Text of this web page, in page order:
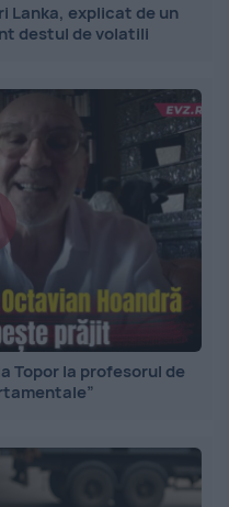
Lanka, explicat de un
destul de volatili
Topor la profesorul de